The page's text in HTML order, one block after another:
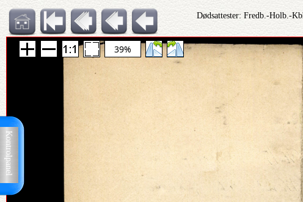
Kontrolpanel
Dødsattester: Fredb.-Holb.-
39%